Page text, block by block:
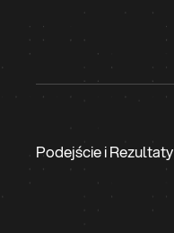
Podejście i Rezultaty